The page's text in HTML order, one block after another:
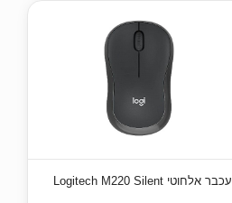
עכבר אלחוטי Logitech M220 Silent